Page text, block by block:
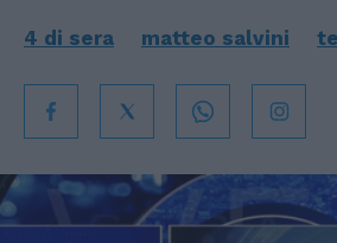
4 di sera matteo salvini